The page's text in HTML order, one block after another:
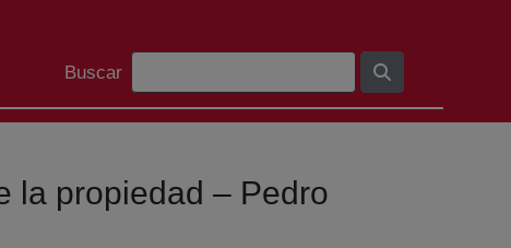
Barra de cerca
Buscar
la propiedad – Pedro